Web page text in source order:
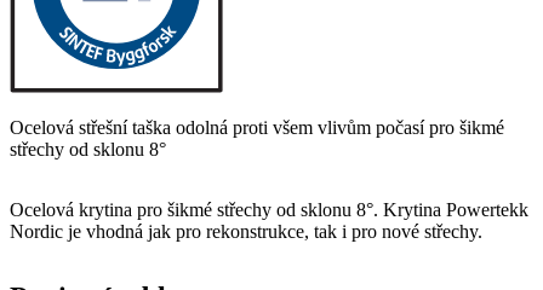
Ocelová střešní taška odolná proti všem vlivům počasí pro šikmé
střechy od sklonu 8°
Ocelová krytina pro šikmé střechy od sklonu 8°. Krytina Powertekk
Nordic je vhodná jak pro rekonstrukce, tak i pro nové střechy.